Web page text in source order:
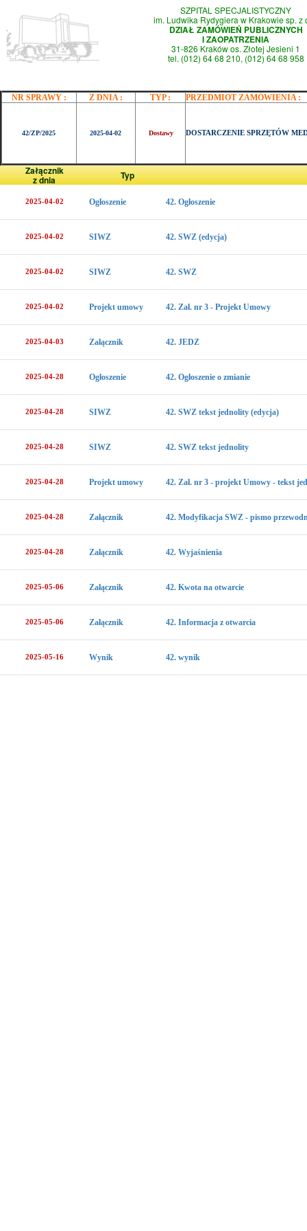
SZPITAL SPECJALISTYCZNY
im. Ludwika Rydygiera w Krakowie sp. z
DZIAŁ ZAMÓWIEŃ PUBLICZNYCH
I ZAOPATRZENIA
31-826 Kraków os. Złotej Jesieni 1
tel. (012) 64 68 210, (012) 64 68 958
NR SPRAWY : Z DNIA : TYP : PRZEDMIOT ZAMÓWIENIA :
42/ZP/2025 2025-04-02 Dostawy DOSTARCZENIE SPRZĘTÓW
Załącznik
z dnia Typ
2025-04-02 Ogłoszenie 42. Ogłoszenie
2025-04-02 SIWZ 42. SWZ (edycja)
2025-04-02 SIWZ 42. SWZ
2025-04-02 Projekt umowy 42. Zał. nr 3 - Projekt Umowy
2025-04-03 Załącznik 42. JEDZ
2025-04-28 Ogłoszenie 42. Ogłoszenie o zmianie
2025-04-28 SIWZ 42. SWZ tekst jednolity (edycja)
2025-04-28 SIWZ 42. SWZ tekst jednolity
2025-04-28 Projekt umowy 42. Zał. nr 3 - projekt Umowy - tekst
2025-04-28 Załącznik 42. Modyfikacja SWZ - pismo
2025-04-28 Załącznik 42. Wyjaśnienia
2025-05-06 Załącznik 42. Kwota na otwarcie
2025-05-06 Załącznik 42. Informacja z otwarcia
2025-05-16 Wynik 42. wynik